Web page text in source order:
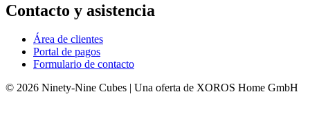
Contacto y asistencia
Área de clientes
Portal de pagos
Formulario de contacto
© 2026 Ninety-Nine Cubes | Una oferta de XOROS Home GmbH